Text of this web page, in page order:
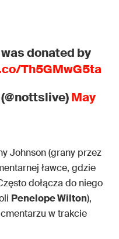
donated by
Th5GMwG5ta
May
Johnson (grany przez
ławce, gdzie
dołącza do niego
Penelope Wilton),
w trakcie